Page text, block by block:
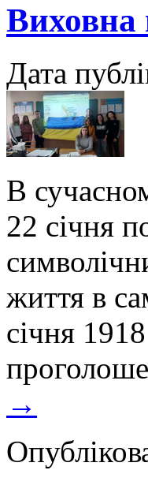
Виховна
Дата
В
22 січня
життя в
січня
→